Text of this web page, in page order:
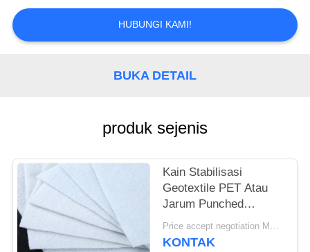
PERMINTAAN
PENAWARAN
HUBUNGI KAMI!
BUKA DETAIL
produk sejenis
Kain Stabilisasi
Geotextile PET Atau
Jarum Punched
Geotextile White Anti-
Aging
Price accept negotiation MOQ:1sqm
KONTAK